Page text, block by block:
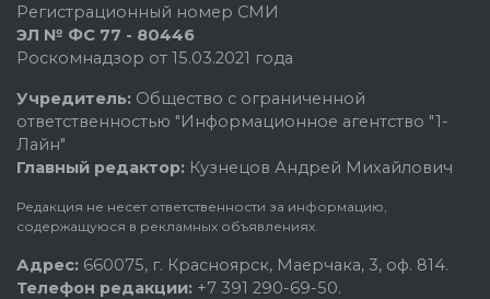
Регистрационный номер СМИ
ЭЛ № ФС 77 - 80446
Роскомнадзор от 15.03.2021 года
Учредитель: Общество с ограниченной
ответственностью "Информационное агентство "1-
Лайн"
Главный редактор: Кузнецов Андрей Михайлович
Редакция не несет ответственности за информацию,
содержащуюся в рекламных объявлениях.
Адрес: 660075, г. Красноярск, Маерчака, 3, оф. 814.
Телефон редакции: +7 391 290-69-50.